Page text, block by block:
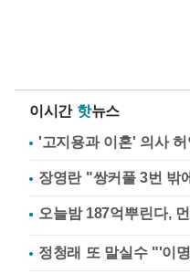
이시간 핫뉴스
'고지용과 이혼' 의사
장영란 "쌍커풀 3번 밖
정청래 또 말실수 "'이